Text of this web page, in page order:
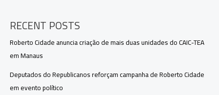
RECENT POSTS
Roberto Cidade anuncia criação de mais duas unidades do CAIC-TEA
em Manaus
Deputados do Republicanos reforçam campanha de Roberto Cidade
em evento político